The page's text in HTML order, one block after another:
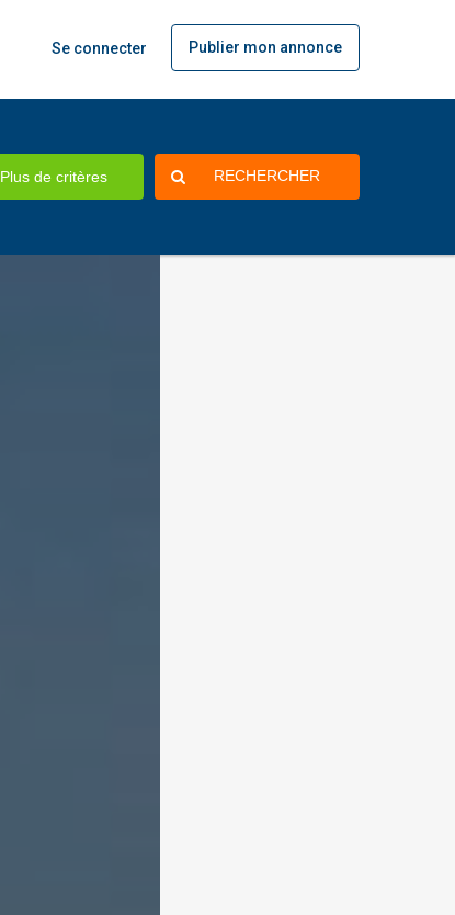
Se connecter Publier mon annonce
Plus de critères RECHERCHER